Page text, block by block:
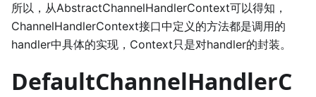
所以，从AbstractChannelHandlerContext可以得知，
ChannelHandlerContext接口中定义的方法都是调用的
handler中具体的实现，Context只是对handler的封装。
DefaultChannelHandlerC